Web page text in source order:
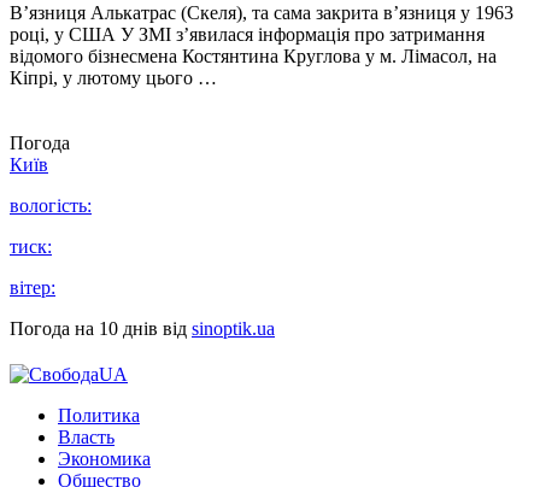
В’язниця Алькатрас (Скеля), та сама закрита в’язниця у 1963
році, у США У ЗМІ з’явилася інформація про затримання
відомого бізнесмена Костянтина Круглова у м. Лімасол, на
Кіпрі, у лютому цього …
Погода
Київ
вологість:
тиск:
вітер:
Погода на 10 днів від sinoptik.ua
Политика
Власть
Экономика
Общество